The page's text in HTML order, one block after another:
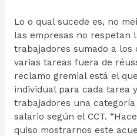
Lo o qual sucede es, no
las empresas no respetan
trabajadores sumado a
varias tareas fuera de
reclamo gremial está el
individual para cada tarea
trabajadores una
salario según el CCT.
quiso mostrarnos este